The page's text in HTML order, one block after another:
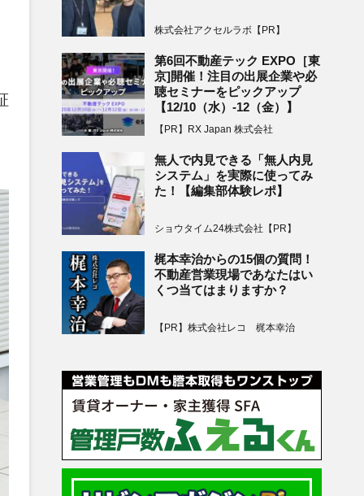
株式会社アクセルラボ【PR】
第6回不動産テック EXPO［東
京]開催！注目の出展企業や必
聴セミナーをピックアップ
【12/10（水）-12（金）】
【PR】RX Japan 株式会社
無人で内見できる「無人内見
システム」を実際に使ってみ
た！【編集部体験レポ】
ショウタイム24株式会社【PR】
梶本幸治からの15個の質問！
不動産営業現場であなたはい
くつ当てはまりますか？
【PR】株式会社レコ 梶本幸治